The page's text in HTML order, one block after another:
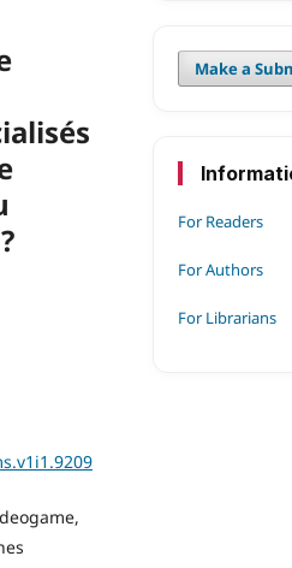
Make a
For Readers
For Authors
For Librarians